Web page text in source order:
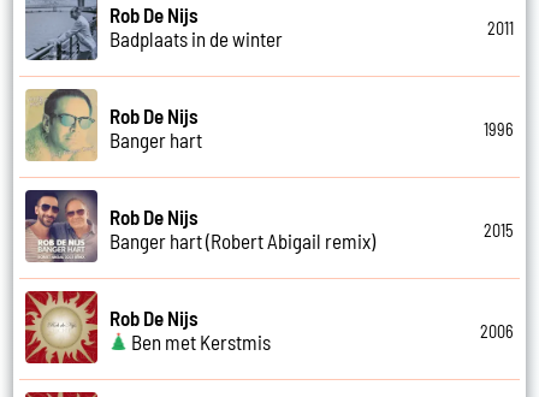
Rob De Nijs
Badplaats in de winter
2011
Rob De Nijs
Banger hart
1996
Rob De Nijs
Banger hart (Robert Abigail remix)
2015
Rob De Nijs
Ben met Kerstmis
2006